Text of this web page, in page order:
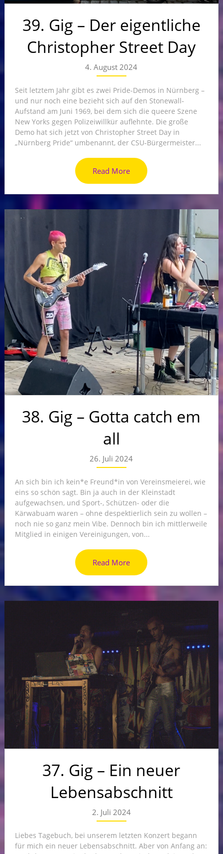
39. Gig – Der eigentliche
Christopher Street Day
4. August 2024
Seit letztem Jahr gibt es zwei Pride-Demos in Nürnberg –
und nur noch eine bezieht sich auf den Stonewall-
Aufstand am Juni 1969, bei dem sich die queere Szene
New Yorks gegen Polizeiwillkür auflehnte. Die große
Demo hat sich jetzt von Christopher Street Day in
„Nürnberg Pride“ umbenannt, der CSU-Bürgermeister...
Read More
38. Gig – Gotta catch em
all
26. Juli 2024
An sich bin ich kein*e Freund*in von Vereinsmeierei, wie
eins so schön sagt. Bin ja auch in der Kleinstadt
aufgewachsen, und Sport-, Schützen- oder die
Kärwabuam waren – ohne despektierlich sein zu wollen –
noch nie so ganz mein Vibe. Dennoch bin ich mittlerweile
Mitglied in einigen Vereinigungen, von...
Read More
37. Gig – Ein neuer
Lebensabschnitt
2. Juli 2024
Liebes Tagebuch, bei unserem letzten Konzert begann
für mich ein neuer Lebensabschnitt. Aber von Anfang an: